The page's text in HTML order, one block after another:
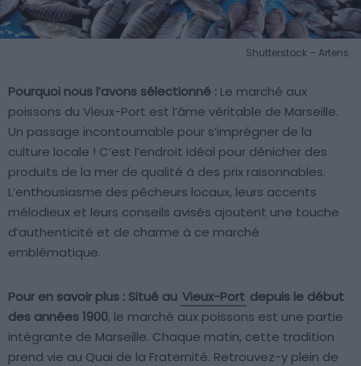
Shutterstock – Artens
Pourquoi nous l’avons sélectionné : Le marché aux
poissons du Vieux-Port est l’âme véritable de Marseille.
Un passage incontournable pour s’imprégner de la
culture locale ! C’est l’endroit idéal pour dénicher des
produits de la mer de qualité à des prix raisonnables.
L’enthousiasme des pêcheurs locaux, leurs accents
mélodieux et leurs conseils avisés ajoutent une touche
d’authenticité et de charme à ce marché
emblématique.
Pour en savoir plus : Situé au Vieux-Port depuis le début
des années 1900, le marché aux poissons est une partie
intégrante de Marseille. Chaque matin, cette tradition
prend vie au Quai de la Fraternité. Retrouvez-y plein de